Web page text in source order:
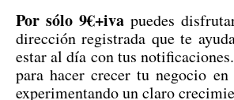
Por sólo 9€+ivapuedes
dirección registrada que te
estar al día con tus
para hacer crecer tu negocio
experimentando un claro